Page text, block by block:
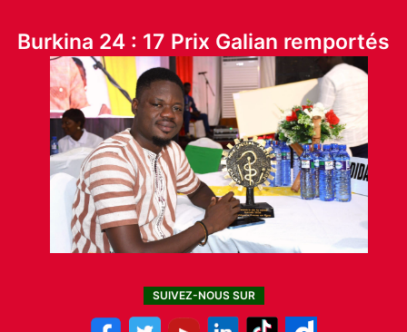
Burkina 24 : 17 Prix Galian remportés
SUIVEZ-NOUS SUR